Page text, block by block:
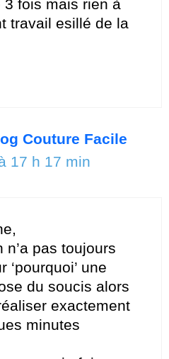
3 fois mais rien à
travail esillé de la
Couture Facile
17 h 17 min
n’a pas toujours
‘pourquoi’ une
du soucis alors
exactement
minutes